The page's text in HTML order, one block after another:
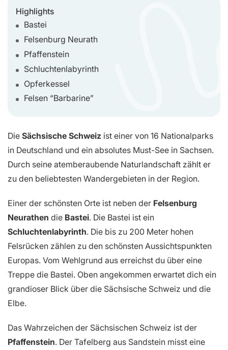
Highlights
Bastei
Felsenburg Neurath
Pfaffenstein
Schluchtenlabyrinth
Opferkessel
Felsen “Barbarine”
Die Sächsische Schweiz ist einer von 16 Nationalparks
in Deutschland und ein absolutes Must-See in Sachsen.
Durch seine atemberaubende Naturlandschaft zählt er
zu den beliebtesten Wandergebieten in der Region.
Einer der schönsten Orte ist neben der Felsenburg
Neurathen die Bastei. Die Bastei ist ein
Schluchtenlabyrinth. Die bis zu 200 Meter hohen
Felsrücken zählen zu den schönsten Aussichtspunkten
Europas. Vom Wehlgrund aus erreichst du über eine
Treppe die Bastei. Oben angekommen erwartet dich ein
grandioser Blick über die Sächsische Schweiz und die
Elbe.
Das Wahrzeichen der Sächsischen Schweiz ist der
Pfaffenstein. Der Tafelberg aus Sandstein misst eine